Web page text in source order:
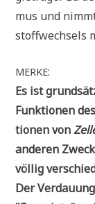
mus und
stoff­wech­sels
MERKE:
Es ist
Funk­tio­nen des
tio­nen von
ande­ren
völ­lig
Der